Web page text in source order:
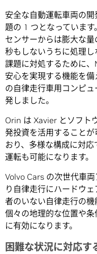
安全な自動運転車両の
題の 1 つとなっていま
センサーからは膨大な
秒もしないうちに処理
課題に対処するために
安心を実現する機能を
の自律走行車用コンピ
発しました。
Orin は Xavier とソフト
発投資を活用すること
おり、多様な構成に対
運転も可能になります。
Volvo Cars の次世代車
り自律走行にハードウ
者のいない自律走行の機
個々の地理的な位置や
に有効になります。
困難な状況に対応す